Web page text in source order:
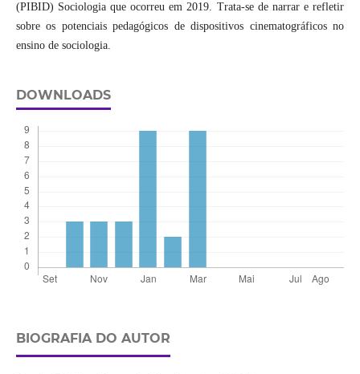
(PIBID) Sociologia que ocorreu em 2019. Trata-se de narrar e refletir
sobre os potenciais pedagógicos de dispositivos cinematográficos no
ensino de sociologia.
DOWNLOADS
BIOGRAFIA DO AUTOR